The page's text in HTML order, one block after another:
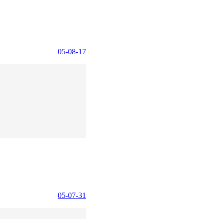
05-08-17
05-07-31